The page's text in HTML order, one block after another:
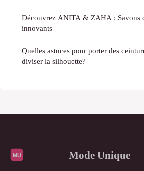
Découvrez ANITA & ZAHA : Savons
innovants
Quelles astuces pour porter des
diviser la silhouette?
Mode Unique